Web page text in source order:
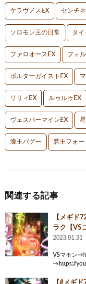
ケラヴノスEX センチ
ソロモン王の日常 タイ
ファロオースEX フォ
ポルターガイストEX
リリィEX ルゥルゥEX
ヴェスパーマインEX
漆王バグー 砦王フォー
関連する記事
【メギド
ラク【VS
2023.01.31
VSマモン
→https://
【#メギ